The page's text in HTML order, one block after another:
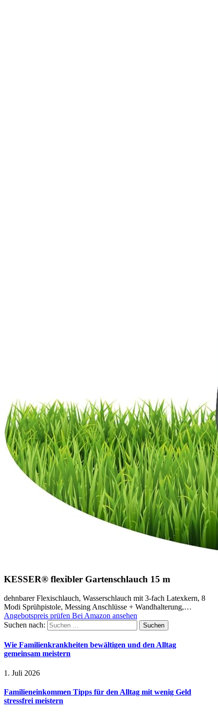
KESSER® flexibler Gartenschlauch 15 m
dehnbarer Flexischlauch, Wasserschlauch mit 3-fach Latexkern, 8
Modi Sprühpistole, Messing Anschlüsse + Wandhalterung,…
Angebotspreis prüfen Bei Amazon ansehen
Suchen nach:
Wie Familienkrankheiten bewältigen und den Alltag
gemeinsam meistern
1. Juli 2026
Familieneinkommen Tipps für den Alltag mit wenig Geld
stressfrei meistern